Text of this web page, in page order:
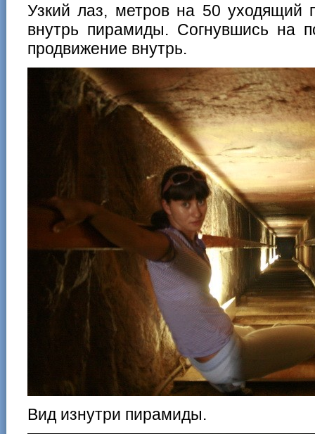
Узкий лаз, метров на 50 уходящий
внутрь пирамиды. Согнувшись на
продвижение внутрь.
Вид изнутри пирамиды.